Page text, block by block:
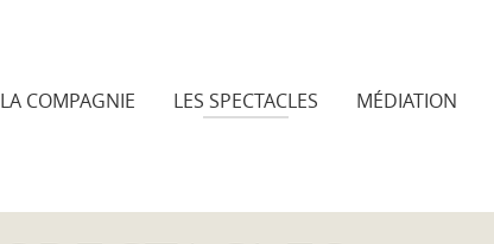
LA COMPAGNIE LES SPECTACLES MÉDIATION